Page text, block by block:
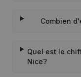
Combien
Quel est le
Nice?